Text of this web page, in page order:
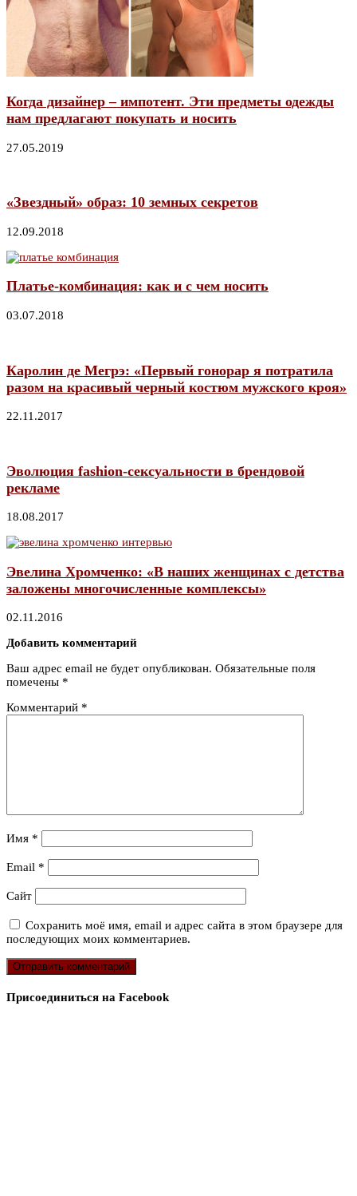
Когда дизайнер – импотент. Эти предметы одежды
нам предлагают покупать и носить
27.05.2019
«Звездный» образ: 10 земных секретов
12.09.2018
Платье-комбинация: как и с чем носить
03.07.2018
Каролин де Мегрэ: «Первый гонорар я потратила
разом на красивый черный костюм мужского кроя»
22.11.2017
Эволюция fashion-сексуальности в брендовой
рекламе
18.08.2017
Эвелина Хромченко: «В наших женщинах с детства
заложены многочисленные комплексы»
02.11.2016
Добавить комментарий
Ваш адрес email не будет опубликован. Обязательные поля
помечены *
Комментарий *
Имя *
Email *
Сайт
Сохранить моё имя, email и адрес сайта в этом браузере для
последующих моих комментариев.
Присоединиться на Facebook